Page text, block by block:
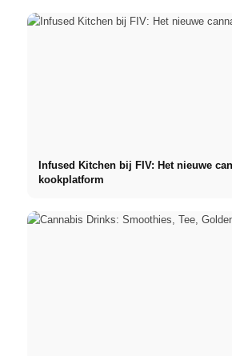
Infused Kitchen bij FIV: Het nieuwe
kookplatform